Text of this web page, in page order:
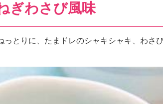
ぎわさび風味
とりに、たまドレのシャキシャキ、わさ